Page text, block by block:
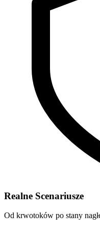
Realne Scenariusze
Od krwotoków po stany